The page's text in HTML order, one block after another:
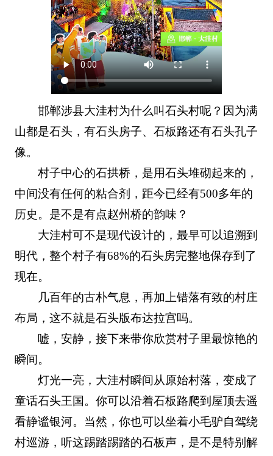
邯郸涉县大洼村为什么叫石头村呢？因为满
山都是石头，有石头房子、石板路还有石头孔子
像。
村子中心的石拱桥，是用石头堆砌起来的，
中间没有任何的粘合剂，距今已经有500多年的
历史。是不是有点赵州桥的韵味？
大洼村可不是现代设计的，最早可以追溯到
明代，整个村子有68%的石头房完整地保存到了
现在。
几百年的古朴气息，再加上错落有致的村庄
布局，这不就是石头版布达拉宫吗。
嘘，安静，接下来带你欣赏村子里最惊艳的
瞬间。
灯光一亮，大洼村瞬间从原始村落，变成了
童话石头王国。你可以沿着石板路爬到屋顶去遥
看静谧银河。当然，你也可以坐着小毛驴自驾绕
村巡游，听这踢踏踢踏的石板声，是不是特别解